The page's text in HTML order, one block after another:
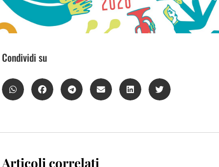
Condividi su
Articoli correlati